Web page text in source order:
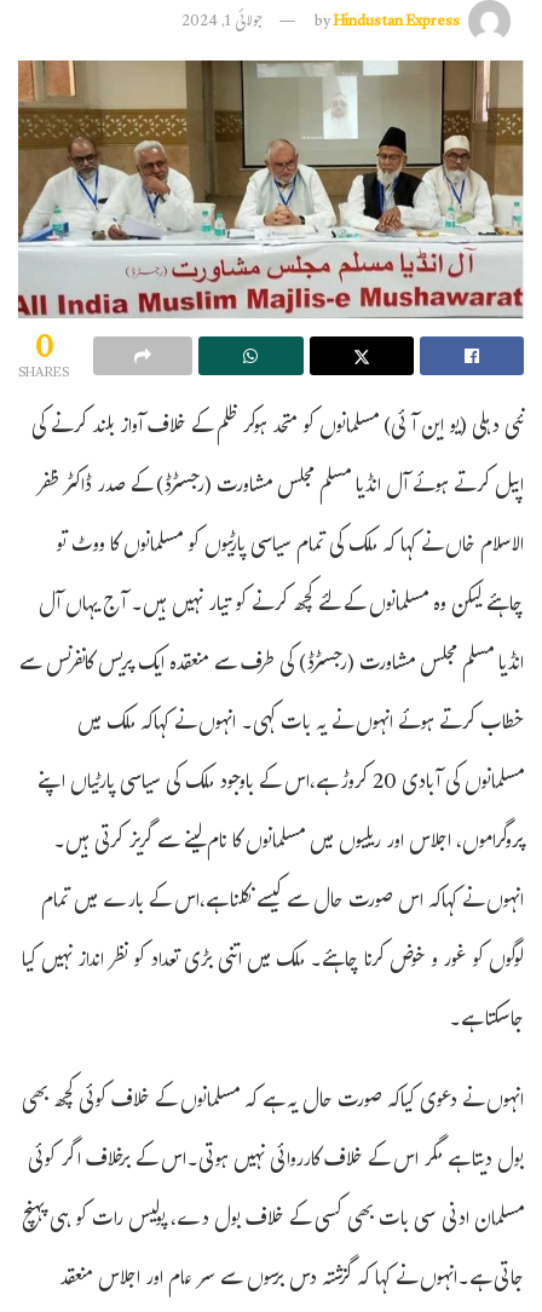
byHindustan Express جولائی 1, 2024
0
SHARES
نئی دہلی (یو این آئی) مسلمانوں کو متحد ہوکر ظلم کے خلاف آواز بلند کرنے کی
اپیل کرتے ہوئے آل انڈیا مسلم مجلس مشاورت (رجسٹرڈ) کے صدر ڈاکٹر ظفر
الاسلام خاں نے کہا کہ ملک کی تمام سیاسی پارٹیوں کو مسلمانوں کا ووٹ تو
چاہئے لیکن وہ مسلمانوں کے لئے کچھ کرنے کو تیار نہیں ہیں۔ آج یہاں آل
انڈیا مسلم مجلس مشاورت (رجسٹرڈ) کی طرف سے منعقدہ ایک پریس کانفرنس سے
خطاب کرتے ہوئے انہوں نے یہ بات کہی۔ انہوں نے کہاکہ ملک میں
مسلمانوں کی آبادی 20 کروڑ ہے،اس کے باوجود ملک کی سیاسی پارٹیاں اپنے
پروگراموں، اجلاس اور ریلیوں میں مسلمانوں کا نام لینے سے گریز کرتی ہیں۔
انہوں نے کہاکہ اس صورت حال سے کیسے نکلنا ہے،اس کے بارے میں تمام
لوگوں کو غور و خوض کرنا چاہئے۔ ملک میں اتنی بڑی تعداد کو نظر انداز نہیں کیا
جاسکتا ہے۔
انہوں نے دعوی کیاکہ صورت حال یہ ہے کہ مسلمانوں کے خلاف کوئی کچھ بھی
بول دیتا ہے مگر اس کے خلاف کارروائی نہیں ہوتی۔اس کے برخلاف اگر کوئی
مسلمان ادنی سی بات بھی کسی کے خلاف بول دے، پولیس رات کو ہی پہنچ
جاتی ہے۔انہوں نے کہا کہ گزشتہ دس برسوں سے سر عام اور اجلاس منعقد